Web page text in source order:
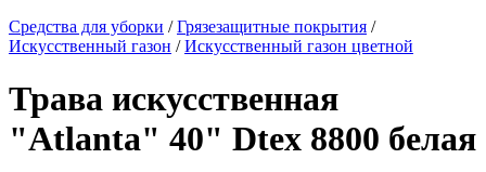
Средства для уборки /Грязезащитные покрытия /
Искусственный газон /Искусственный газон цветной
Трава искусственная
"Atlanta" 40" Dtex 8800 белая